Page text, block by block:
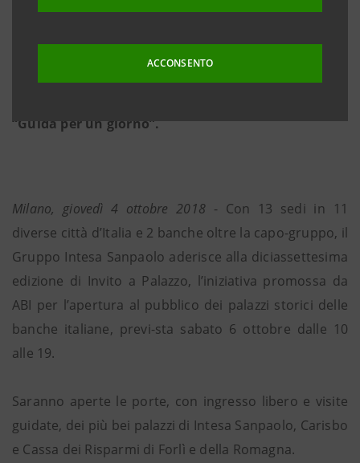
ACCONSENTO
“Guida per un giorno”.
Milano, giovedì 4 ottobre 2018 - Con 13 sedi in 11
diverse città d’Italia e 2 banche oltre la capo-gruppo, il
Gruppo Intesa Sanpaolo aderisce alla diciassettesima
edizione di Invito a Palazzo, l’iniziativa promossa da
ABI per l’apertura al pubblico dei palazzi storici delle
banche italiane, previ-sta sabato 6 ottobre dalle 10
alle 19.
Saranno aperte le porte, con ingresso libero e visite
guidate, dei più bei palazzi di Intesa Sanpaolo, Carisbo
e Cassa dei Risparmi di Forlì e della Romagna.